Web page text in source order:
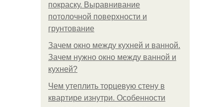
покраску. Выравнивание
потолочной поверхности и
грунтование
Зачем окно между кухней и ванной.
Зачем нужно окно между ванной и
кухней?
Чем утеплить торцевую стену в
квартире изнутри. Особенности